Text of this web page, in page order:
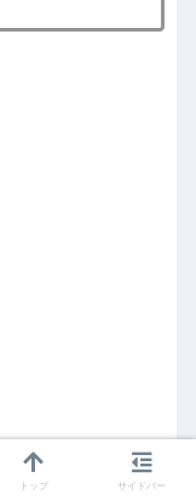
トップ サイドバー